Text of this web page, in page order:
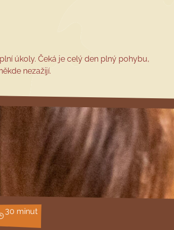
úkoly. Čeká je celý den plný pohybu,
nezažijí.
30 minut